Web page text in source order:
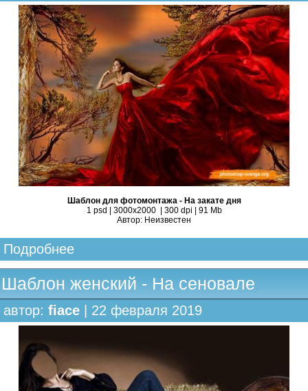
Шаблон для фотомонтажа - На закате дня
1 psd | 3000х2000 | 300 dpi | 91 Mb
Автор: Неизвестен
Подробнее
Шаблон женский - На сеновале
автор: fiace | 22 февраля 2019